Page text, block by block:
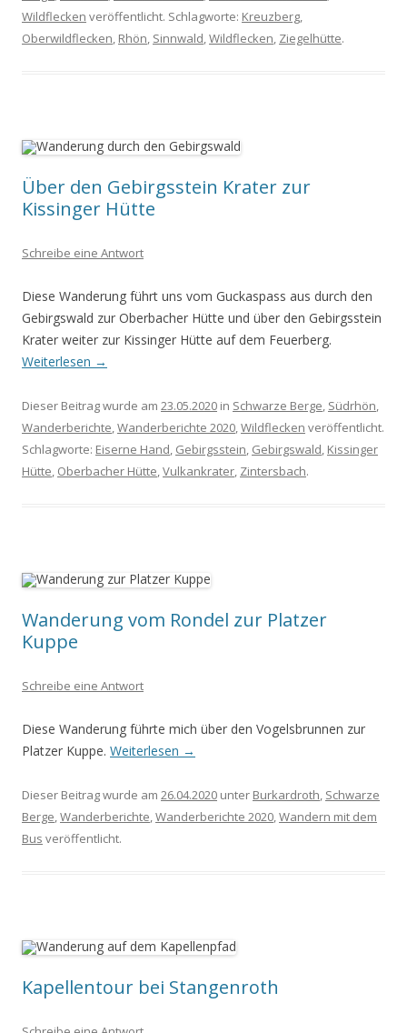
Wildflecken veröffentlicht. Schlagworte: Kreuzberg,
Oberwildflecken, Rhön, Sinnwald,Wildflecken, Ziegelhütte.
Über den Gebirgsstein Krater zur
Kissinger Hütte
Schreibe eine Antwort
Diese Wanderung führt uns vom Guckaspass aus durch den
Gebirgswald zur Oberbacher Hütte und über den Gebirgsstein
Krater weiter zur Kissinger Hütte auf dem Feuerberg.
Weiterlesen →
Dieser Beitrag wurde am 23.05.2020 in Schwarze Berge, Südrhön,
Wanderberichte,Wanderberichte 2020,Wildflecken veröffentlicht.
Schlagworte: Eiserne Hand, Gebirgsstein, Gebirgswald, Kissinger
Hütte, Oberbacher Hütte,Vulkankrater, Zintersbach.
Wanderung vom Rondel zur Platzer
Kuppe
Schreibe eine Antwort
Diese Wanderung führte mich über den Vogelsbrunnen zur
Platzer Kuppe. Weiterlesen →
Dieser Beitrag wurde am 26.04.2020 unter Burkardroth, Schwarze
Berge,Wanderberichte,Wanderberichte 2020,Wandern mit dem
Bus veröffentlicht.
Kapellentour bei Stangenroth